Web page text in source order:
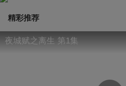
精彩推荐
夜城赋之离生 第1集